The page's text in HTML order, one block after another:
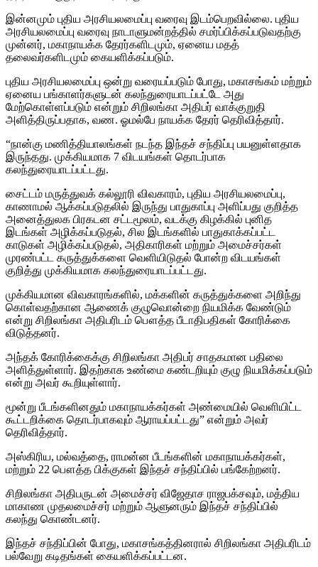
இன்னமும் புதிய அரசியலமைப்பு வரைவு இடம்பெறவில்லை. புதிய
அரசியலமைப்பு வரைவு நாடாளுமன்றத்தில் சமர்ப்பிக்கப்படுவதற்கு
முன்னர், மகாநாயக்க தேரர்களிடமும், ஏனைய மதத்
தலைவர்களிடமும் கையளிக்கப்படும்.
புதிய அரசியலமைப்பு ஒன்று வரையப்படும் போது, மகாசங்கம் மற்றும்
ஏனைய பங்காளர்களுடன் கலந்துரையாடப்பட்டே அது
மேற்கொள்ளப்படும் என்றும் சிறிலங்கா அதிபர் வாக்குறுதி
அளித்திருப்பதாக, வண. ஓமல்பே நாயக்க தேரர் தெரிவித்தார்.
“நான்கு மணித்தியாலங்கள் நடந்த இந்தச் சந்திப்பு பயனுள்ளதாக
இருந்தது. முக்கியமாக 7 விடயங்கள் தொடர்பாக
கலந்துரையாடப்பட்டது.
சைட்டம் மருத்துவக் கல்லூரி விவகாரம், புதிய அரசியலமைப்பு,
காணாமல் ஆக்கப்படுதலில் இருந்து பாதுகாப்பு அளிப்பது குறித்த
அனைத்துலக பிரகடன சட்டமூலம், வடக்கு கிழக்கில் புனித
இடங்கள் அழிக்கப்படுதல், சில இடங்களில் பாதுகாக்கப்பட்ட
காடுகள் அழிக்கப்படுதல், அதிகாரிகள் மற்றும் அமைச்சர்கள்
முரண்பட்ட கருத்துக்களை வெளியிடுதல் போன்ற விடயங்கள்
குறித்து முக்கியமாக கலந்துரையாடப்பட்டது.
முக்கியமான விவகாரங்களில், மக்களின் கருத்துக்களை அறிந்து
கொள்வதற்கான ஆணைக் குழுவொன்றை நியமிக்க வேண்டும்
என்று சிறிலங்கா அதிபரிடம் பௌத்த பீடாதிபதிகள் கோரிக்கை
விடுத்தனர்.
அந்தக் கோரிக்கைக்கு சிறிலங்கா அதிபர் சாதகமான பதிலை
அளித்துள்ளார். இதற்காக உண்மை கண்டறியும் குழு நியமிக்கப்படும்
என்று அவர் கூறியுள்ளார்.
மூன்று பீடங்களினதும் மகாநாயக்கர்கள் அண்மையில் வெளியிட்ட
கூட்டறிக்கை தொடர்பாகவும் ஆராயப்பட்டது” என்றும் அவர்
தெரிவித்தார்.
அஸ்கிரிய, மல்வத்தை, ராமன்ன பீடங்களின் மகாநாயக்கர்கள்,
மற்றும் 22 பௌத்த பிக்குகள் இந்தச் சந்திப்பில் பங்கேற்றனர்.
சிறிலங்கா அதிபருடன் அமைச்சர் விஜேதாச ராஜபக்சவும், மத்திய
மாகாண முதலமைச்சர் மற்றும் ஆளுனரும் இந்தச் சந்திப்பில்
கலந்து கொண்டனர்.
இந்தச் சந்திப்பின் போது, மகாசங்கத்தினரால் சிறிலங்கா அதிபரிடம்
பல்வேறு கடிதங்கள் கையளிக்கப்பட்டன.